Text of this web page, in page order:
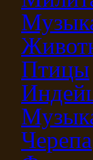
Птицы
Черепа